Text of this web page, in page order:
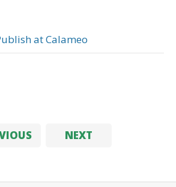
at Calameo
NEXT